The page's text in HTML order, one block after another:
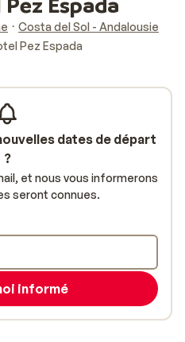
Costa del Sol - Andalousie
Pez Espada
dates de départ
?
et nous vous informerons
seront connues.
informé